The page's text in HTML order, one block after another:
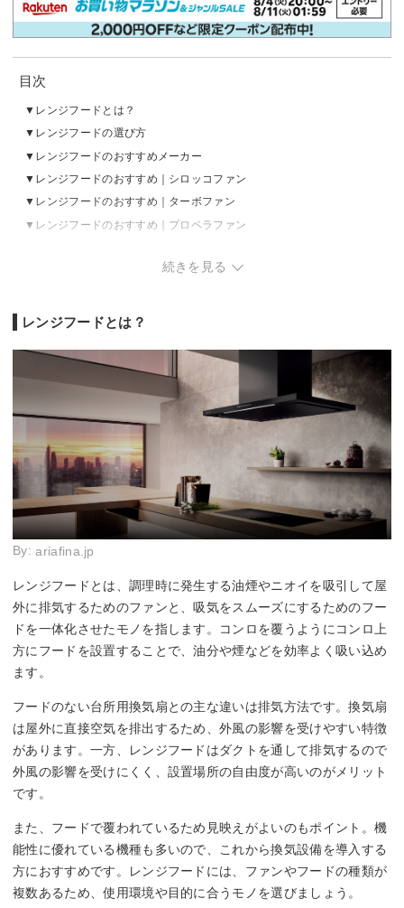
目次
レンジフードとは？
レンジフードの選び方
レンジフードのおすすめメーカー
レンジフードのおすすめ｜シロッコファン
レンジフードのおすすめ｜ターボファン
レンジフードのおすすめ｜プロペラファン
番外編｜レンジフードの取り付け・交換方法は？
続きを見る
レンジフードとは？
By:ariafina.jp
レンジフードとは、調理時に発生する油煙やニオイを吸引して屋
外に排気するためのファンと、吸気をスムーズにするためのフー
ドを一体化させたモノを指します。コンロを覆うようにコンロ上
方にフードを設置することで、油分や煙などを効率よく吸い込め
ます。
フードのない台所用換気扇との主な違いは排気方法です。換気扇
は屋外に直接空気を排出するため、外風の影響を受けやすい特徴
があります。一方、レンジフードはダクトを通して排気するので
外風の影響を受けにくく、設置場所の自由度が高いのがメリット
です。
また、フードで覆われているため見映えがよいのもポイント。機
能性に優れている機種も多いので、これから換気設備を導入する
方におすすめです。レンジフードには、ファンやフードの種類が
複数あるため、使用環境や目的に合うモノを選びましょう。